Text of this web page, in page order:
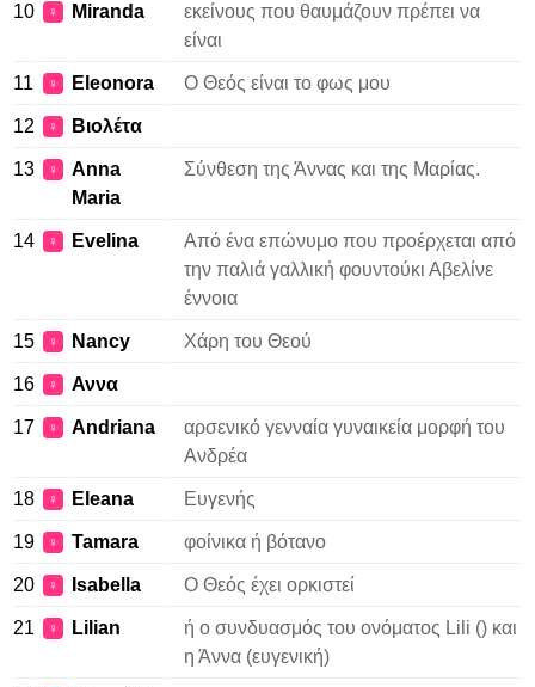
10 ♀ Miranda
εκείνους που θαυμάζουν πρέπει να
είναι
11 ♀ Eleonora Ο Θεός είναι το φως μου
12 ♀ Βιολέτα
13 ♀
Anna
Maria
Σύνθεση της Άννας και της Μαρίας.
14 ♀ Evelina
Από ένα επώνυμο που προέρχεται από
την παλιά γαλλική φουντούκι Αβελίνε
έννοια
15 ♀ Nancy Χάρη του Θεού
16 ♀ Αννα
17 ♀ Andriana
αρσενικό γενναία γυναικεία μορφή του
Ανδρέα
18 ♀ Eleana Ευγενής
19 ♀ Tamara φοίνικα ή βότανο
20 ♀ Isabella Ο Θεός έχει ορκιστεί
21 ♀ Lilian
ή ο συνδυασμός του ονόματος Lili () και
η Άννα (ευγενική)